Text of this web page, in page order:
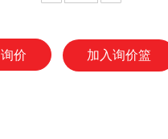
询价 加入询价篮